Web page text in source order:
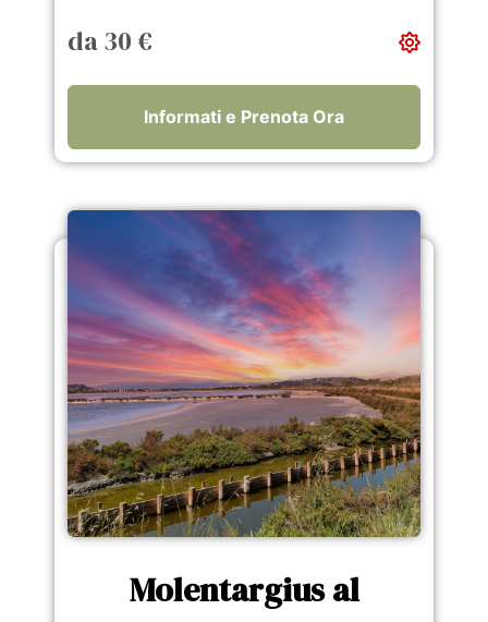
da 30 €
Informati e Prenota Ora
Molentargius al